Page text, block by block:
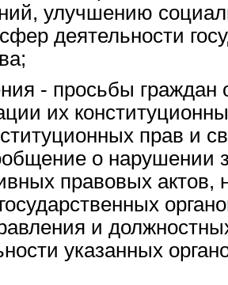
улучшению
деятельности
- просьбы граждан
их
прав и
о нарушении
правовых актов,
и
указанных